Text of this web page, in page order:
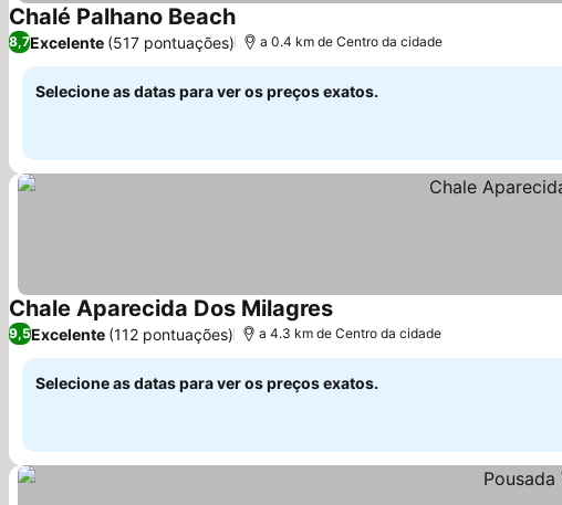
Chalé Palhano BeachVer preços
8,7Excelente (517 pontuações) a 0.4 km de Centro da cidade
Selecione as datas para ver os preços exatos.
Chale Aparecida Dos MilagresVer preços
9,5Excelente (112 pontuações) a 4.3 km de Centro da cidade
Selecione as datas para ver os preços exatos.